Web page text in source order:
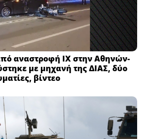
αναστροφή ΙΧ στην Αθηνών-
με μηχανή της ΔΙΑΣ, δύο
βίντεο